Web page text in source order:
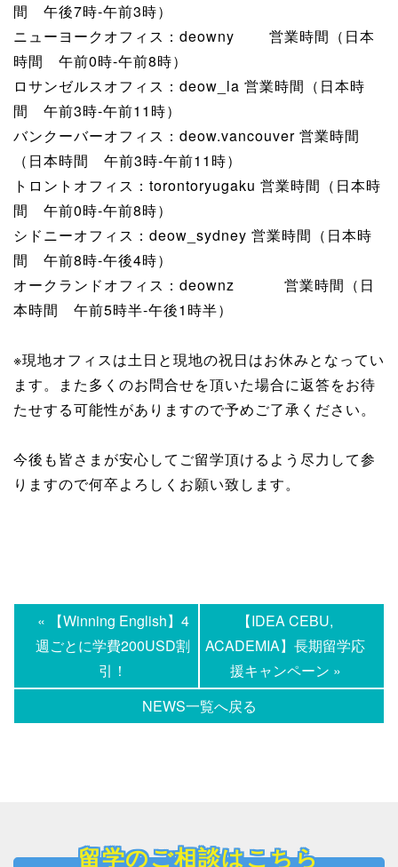
間 午後7時-午前3時）
ニューヨークオフィス：deowny 営業時間（日本
時間 午前0時-午前8時）
ロサンゼルスオフィス：deow_la 営業時間（日本時
間 午前3時-午前11時）
バンクーバーオフィス：deow.vancouver 営業時間
（日本時間 午前3時-午前11時）
トロントオフィス：torontoryugaku 営業時間（日本時
間 午前0時-午前8時）
シドニーオフィス：deow_sydney 営業時間（日本時
間 午前8時-午後4時）
オークランドオフィス：deownz 営業時間（日
本時間 午前5時半-午後1時半）
※現地オフィスは土日と現地の祝日はお休みとなってい
ます。また多くのお問合せを頂いた場合に返答をお待
たせする可能性がありますので予めご了承ください。
今後も皆さまが安心してご留学頂けるよう尽力して参
りますので何卒よろしくお願い致します。
« 【Winning English】4
週ごとに学費200USD割
引！
NEWS一覧へ戻る
【IDEA CEBU,
ACADEMIA】長期留学応
援キャンペーン »
留学のご相談はこちら